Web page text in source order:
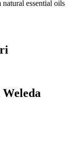
essential oils